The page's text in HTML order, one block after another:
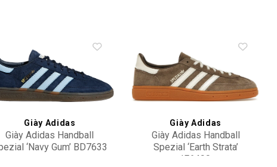
Add to
wishlist
Giày Adidas
Giày Adidas Handball
‘Navy Gum’ BD7633
Add to
wishlist
Giày Adidas
Giày Adidas Handball
Spezial ‘Earth Strata’
IF6490